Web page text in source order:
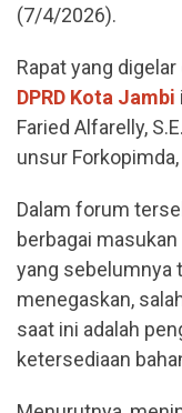
(7/4/2026).
Rapat yang
DPRD Kota Jambi
Faried Alfarelly,
unsur
Dalam forum
berbagai
yang sebelumnya
menegaskan,
saat ini adalah
ketersediaan